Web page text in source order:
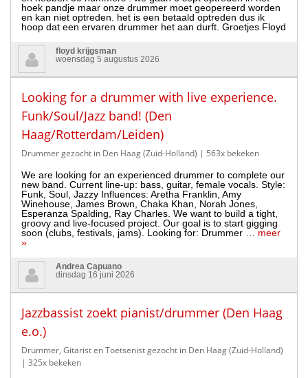
hoek pandje maar onze drummer moet geopereerd worden
en kan niet optreden. het is een betaald optreden dus ik
hoop dat een ervaren drummer het aan durft. Groetjes Floyd
floyd krijgsman
woensdag 5 augustus 2026
Looking for a drummer with live experience.
Funk/Soul/Jazz band! (Den
Haag/Rotterdam/Leiden)
Drummer gezocht in Den Haag (Zuid-Holland) | 563x bekeken
We are looking for an experienced drummer to complete our
new band. Current line-up: bass, guitar, female vocals. Style:
Funk, Soul, Jazzy Influences: Aretha Franklin, Amy
Winehouse, James Brown, Chaka Khan, Norah Jones,
Esperanza Spalding, Ray Charles. We want to build a tight,
groovy and live-focused project. Our goal is to start gigging
soon (clubs, festivals, jams). Looking for: Drummer … meer
»
Andrea Capuano
dinsdag 16 juni 2026
Jazzbassist zoekt pianist/drummer (Den Haag
e.o.)
Drummer, Gitarist en Toetsenist gezocht in Den Haag (Zuid-Holland)
| 325x bekeken